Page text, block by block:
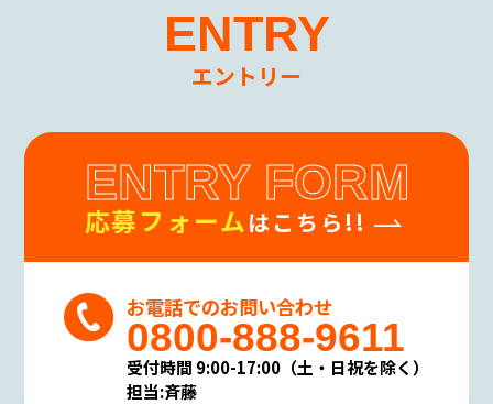
ENTRY
エントリー
ENTRY FORM
応募フォームはこちら!!
お電話でのお問い合わせ
0800-888-9611
受付時間 9:00-17:00（土・日祝を除く）
担当:斉藤